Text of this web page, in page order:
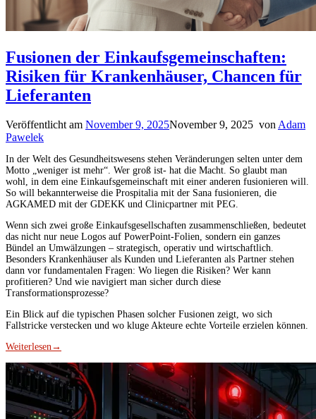
Fusionen der Einkaufsgemeinschaften:
Risiken für Krankenhäuser, Chancen für
Lieferanten
Veröffentlicht am November 9, 2025November 9, 2025 vonAdam
Pawelek
In der Welt des Gesundheitswesens stehen Veränderungen selten unter dem
Motto „weniger ist mehr“. Wer groß ist- hat die Macht. So glaubt man
wohl, in dem eine Einkaufsgemeinschaft mit einer anderen fusionieren will.
So will bekannterweise die Prospitalia mit der Sana fusionieren, die
AGKAMED mit der GDEKK und Clinicpartner mit PEG.
Wenn sich zwei große Einkaufsgesellschaften zusammenschließen, bedeutet
das nicht nur neue Logos auf PowerPoint-Folien, sondern ein ganzes
Bündel an Umwälzungen – strategisch, operativ und wirtschaftlich.
Besonders Krankenhäuser als Kunden und Lieferanten als Partner stehen
dann vor fundamentalen Fragen: Wo liegen die Risiken? Wer kann
profitieren? Und wie navigiert man sicher durch diese
Transformationsprozesse?
Ein Blick auf die typischen Phasen solcher Fusionen zeigt, wo sich
Fallstricke verstecken und wo kluge Akteure echte Vorteile erzielen können.
Weiterlesen→